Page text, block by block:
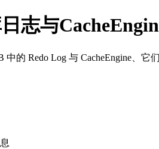
志与
的 Redo Log 与 CacheEngine、它